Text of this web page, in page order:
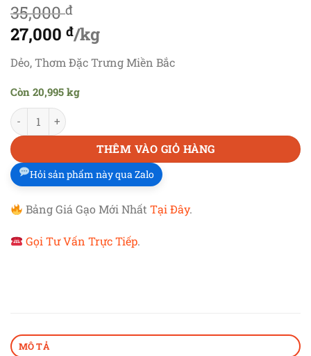
35,000đ
Giá
gốc
35,000 đ.
27,000 đ/kg
Giá
tại
là:
27,000 đ.
Dẻo, Thơm Đặc Trưng Miền Bắc
Còn 20,995 kg
NẾP BẮC HOA VÀNG
THÊM VÀO GIỎ HÀNG
Hỏi sản phẩm này qua Zalo
Bảng Giá Gạo Mới NhấtTại Đây.
Gọi Tư Vấn Trực Tiếp.
MÔ TẢ